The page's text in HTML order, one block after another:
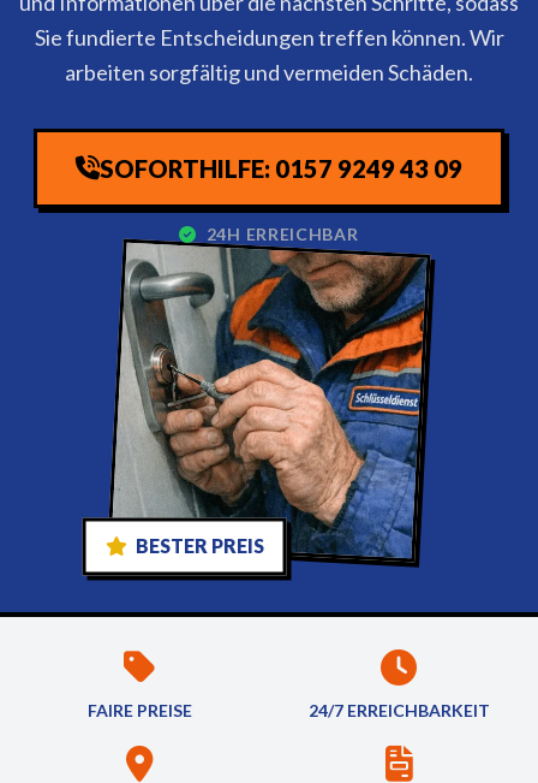
Sie fundierte Entscheidungen treffen können. Wir
arbeiten sorgfältig und vermeiden Schäden.
SOFORTHILFE: 0157 9249 43 09
24H ERREICHBAR
BESTER PREIS
FAIRE PREISE 24/7 ERREICHBARKEIT